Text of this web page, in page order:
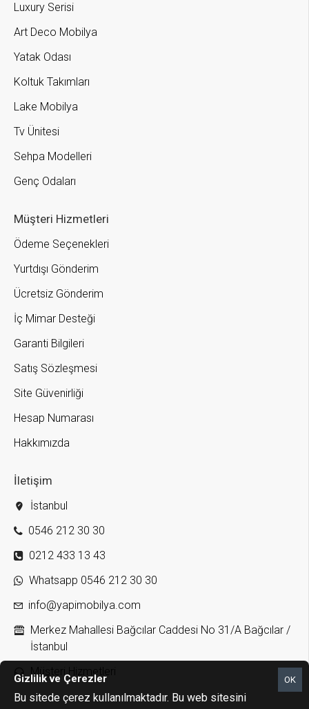
Luxury Serisi
Art Deco Mobilya
Yatak Odası
Koltuk Takımları
Lake Mobilya
Tv Ünitesi
Sehpa Modelleri
Genç Odaları
Müşteri Hizmetleri
Ödeme Seçenekleri
Yurtdışı Gönderim
Ücretsiz Gönderim
İç Mimar Desteği
Garanti Bilgileri
Satış Sözleşmesi
Site Güvenirliği
Hesap Numarası
Hakkımızda
İletişim
İstanbul
0546 212 30 30
0212 433 13 43
Whatsapp 0546 212 30 30
info@yapimobilya.com
Merkez Mahallesi Bağcılar Caddesi No 31/A Bağcılar /
İstanbul
Müşteri Hizmetleri
OK
Gizlilik ve Çerezler
Bu sitede çerez kullanılmaktadır. Bu web sitesini